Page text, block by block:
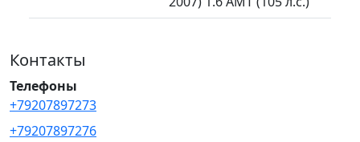
Контакты
Телефоны
+79207897273
+79207897276